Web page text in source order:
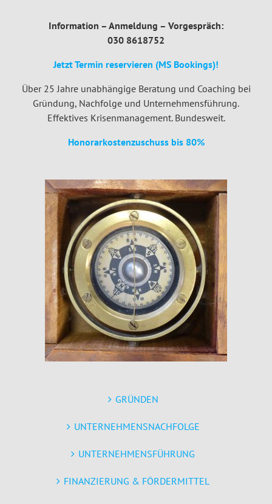
Information – Anmeldung – Vorgespräch:
030 8618752
Jetzt Termin reservieren (MS Bookings)!
Über 25 Jahre unabhängige Beratung und Coaching bei
Gründung, Nachfolge und Unternehmensführung.
Effektives Krisenmanagement. Bundesweit.
Honorarkostenzuschuss bis 80%
GRÜNDEN
UNTERNEHMENSNACHFOLGE
UNTERNEHMENSFÜHRUNG
FINANZIERUNG & FÖRDERMITTEL